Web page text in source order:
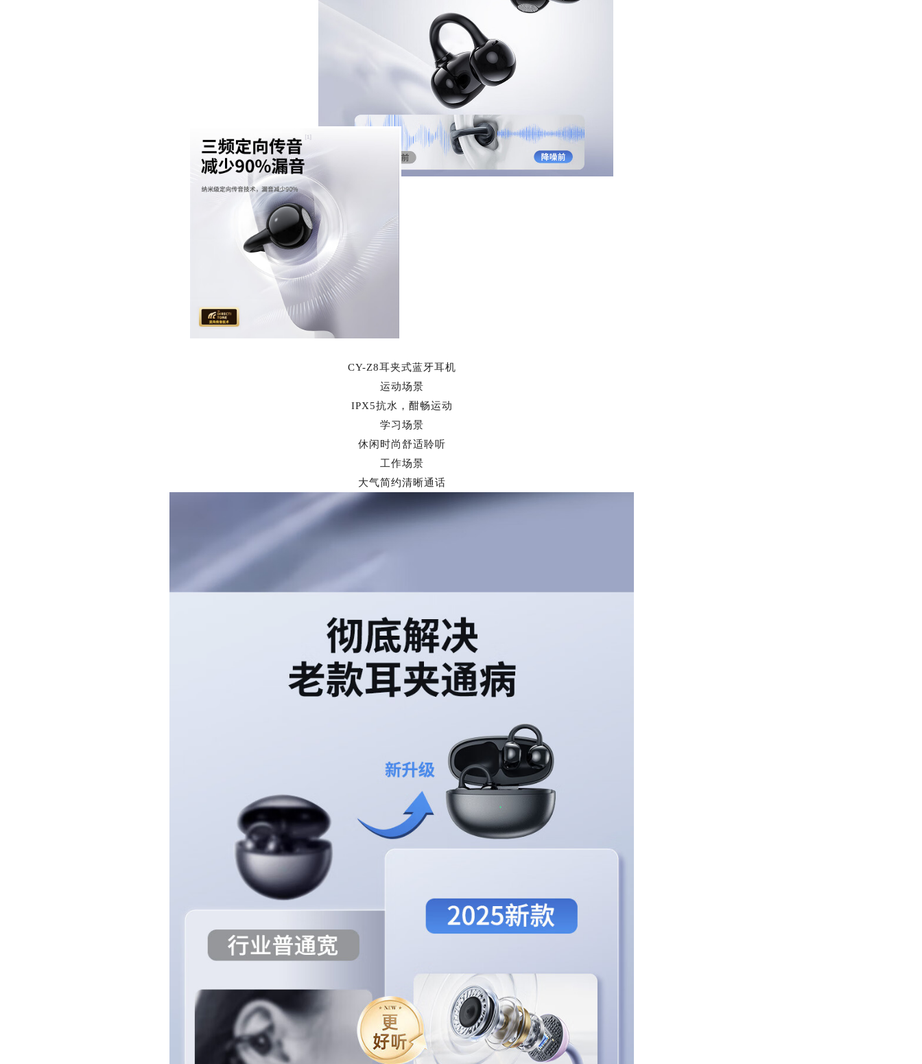
CY-Z8耳夹式蓝牙耳机
运动场景
IPX5抗水，酣畅运动
学习场景
休闲时尚舒适聆听
工作场景
大气简约清晰通话